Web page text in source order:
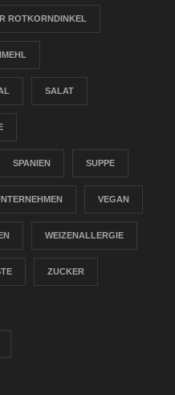
ROTKORNDINKEL
SALAT
SPANIEN SUPPE
VEGAN
WEIZENALLERGIE
ZUCKER